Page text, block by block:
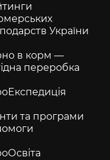
України
в корм —
переробка
та програми